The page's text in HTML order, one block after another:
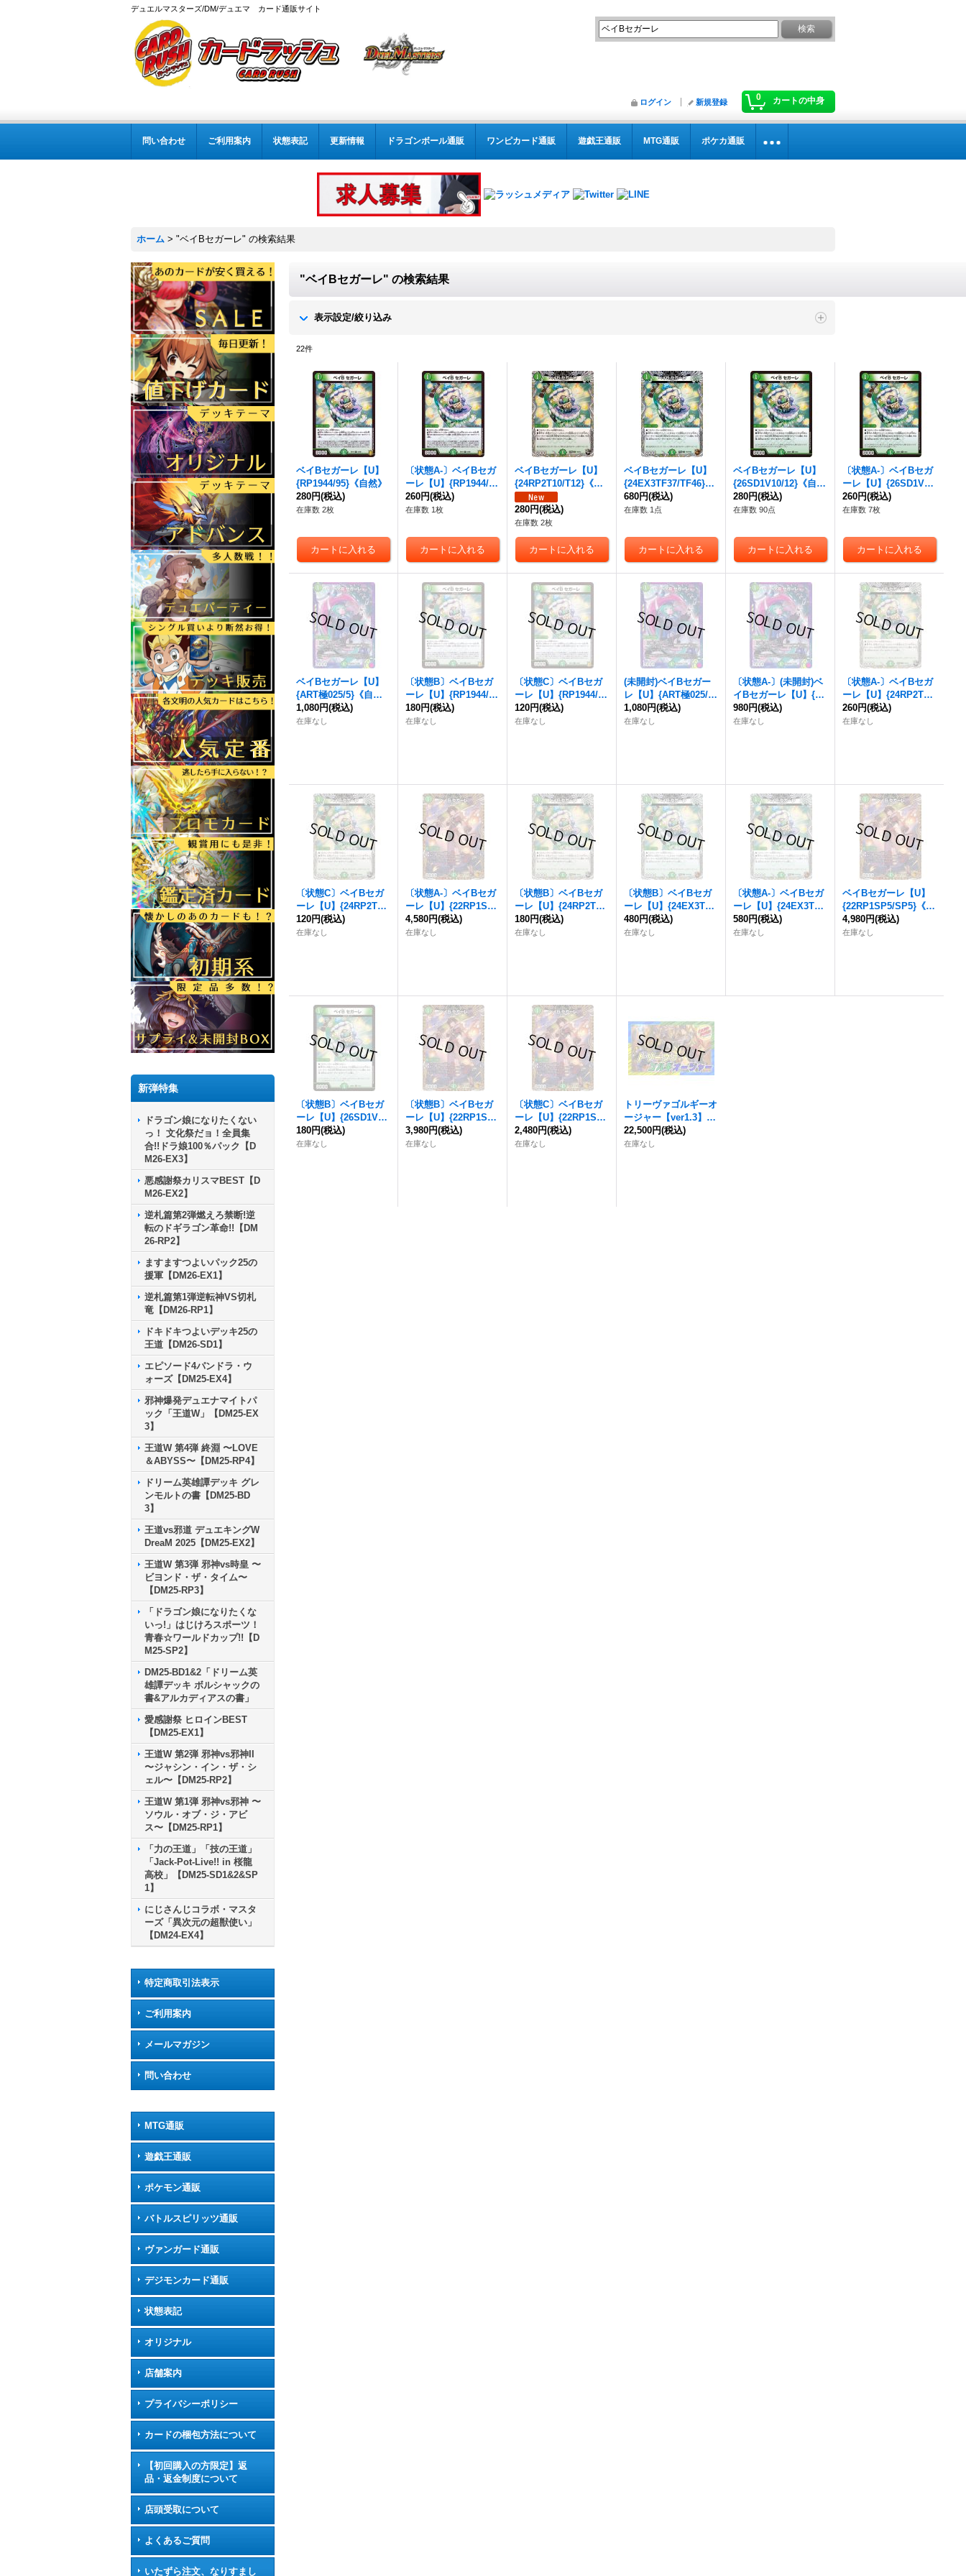
デュエルマスターズ/DM/デュエマ カード通販サイト
0 カートの中身
ログイン 新規登録
問い合わせ ご利用案内 状態表記 更新情報 ドラゴンボール通販 ワンピカード通販 遊戯王通販 MTG通販 ポケカ通販
ホーム > "ベイBセガーレ" の検索結果
新弾特集
ドラゴン娘になりたくない
っ！ 文化祭だョ！全員集
合!!ドラ娘100％パック【D
M26-EX3】
悪感謝祭カリスマBEST【D
M26-EX2】
逆札篇第2弾燃えろ禁断!逆
転のドギラゴン革命!!【DM
26-RP2】
ますますつよいパック25の
援軍【DM26-EX1】
逆札篇第1弾逆転神VS切札
竜【DM26-RP1】
ドキドキつよいデッキ25の
王道【DM26-SD1】
エピソード4パンドラ・ウ
ォーズ【DM25-EX4】
邪神爆発デュエナマイトパ
ック「王道W」【DM25-EX
3】
王道W 第4弾 終淵 〜LOVE
＆ABYSS〜【DM25-RP4】
ドリーム英雄譚デッキ グレ
ンモルトの書【DM25-BD
3】
王道vs邪道 デュエキングW
DreaM 2025【DM25-EX2】
王道W 第3弾 邪神vs時皇 〜
ビヨンド・ザ・タイム〜
【DM25-RP3】
「ドラゴン娘になりたくな
いっ!」はじけろスポーツ！
青春☆ワールドカップ!!【D
M25-SP2】
DM25-BD1&2「ドリーム英
雄譚デッキ ボルシャックの
書&アルカディアスの書」
愛感謝祭 ヒロインBEST
【DM25-EX1】
王道W 第2弾 邪神vs邪神II
〜ジャシン・イン・ザ・シ
ェル〜【DM25-RP2】
王道W 第1弾 邪神vs邪神 〜
ソウル・オブ・ジ・アビ
ス〜【DM25-RP1】
「力の王道」「技の王道」
「Jack-Pot-Live!! in 桜龍
高校」【DM25-SD1&2&SP
1】
にじさんじコラボ・マスタ
ーズ「異次元の超獣使い」
【DM24-EX4】
特定商取引法表示
ご利用案内
メールマガジン
問い合わせ
MTG通販
遊戯王通販
ポケモン通販
バトルスピリッツ通販
ヴァンガード通販
デジモンカード通販
状態表記
オリジナル
店舗案内
プライバシーポリシー
カードの梱包方法について
【初回購入の方限定】返
品・返金制度について
店頭受取について
よくあるご質問
いたずら注文、なりすまし
"ベイBセガーレ" の検索結果
表示設定/絞り込み
22件
ベイBセガーレ 【U】
{RP1944/95}《自然》
280円(税込)
在庫数 2枚
〔状態A-〕 ベイBセガ
ーレ 【U】{RP1944/9
5}《自然》
260円(税込)
在庫数 1枚
ベイBセガーレ 【U】
{24RP2T10/T12}《自
然》
280円(税込)
在庫数 2枚
ベイBセガーレ 【U】
{24EX3TF37/TF46}
《自然》
680円(税込)
在庫数 1点
ベイBセガーレ 【U】
{26SD1V10/12}《自
然》
280円(税込)
在庫数 90点
〔状態A-〕 ベイBセガ
ーレ 【U】{26SD1V1
0/12}《自然》
260円(税込)
在庫数 7枚
ベイBセガーレ 【U】
{ART極025/5}《自
然》
1,080円(税込)
在庫なし
〔状態B〕 ベイBセガ
ーレ 【U】{RP1944/9
5}《自然》
180円(税込)
在庫なし
〔状態C〕 ベイBセガ
ーレ 【U】{RP1944/9
5}《自然》
120円(税込)
在庫なし
(未開封)ベイBセガー
レ 【U】{ART極025/5}
《自然》
1,080円(税込)
在庫なし
〔状態A-〕(未開封)ベ
イBセガーレ 【U】{A
RT極025/5}《自然》
980円(税込)
在庫なし
〔状態A-〕 ベイBセガ
ーレ 【U】{24RP2T10/
T12}《自然》
260円(税込)
在庫なし
〔状態C〕 ベイBセガ
ーレ 【U】{24RP2T10/
T12}《自然》
120円(税込)
在庫なし
〔状態A-〕 ベイBセガ
ーレ 【U】{22RP1SP
5/SP5}《自然》
4,580円(税込)
在庫なし
〔状態B〕 ベイBセガ
ーレ 【U】{24RP2T10/
T12}《自然》
180円(税込)
在庫なし
〔状態B〕 ベイBセガ
ーレ 【U】{24EX3TF3
7/TF46}《自然》
480円(税込)
在庫なし
〔状態A-〕 ベイBセガ
ーレ 【U】{24EX3TF3
7/TF46}《自然》
580円(税込)
在庫なし
ベイBセガーレ 【U】
{22RP1SP5/SP5}《自
然》
4,980円(税込)
在庫なし
〔状態B〕 ベイBセガ
ーレ 【U】{26SD1V1
0/12}《自然》
180円(税込)
在庫なし
〔状態B〕 ベイBセガ
ーレ 【U】{22RP1SP
5/SP5}《自然》
3,980円(税込)
在庫なし
〔状態C〕 ベイBセガ
ーレ 【U】{22RP1SP
5/SP5}《自然》
2,480円(税込)
在庫なし
トリーヴァゴルギーオ
ージャー【ver1.3】{4
0枚}《デッキ販売》
22,500円(税込)
在庫なし